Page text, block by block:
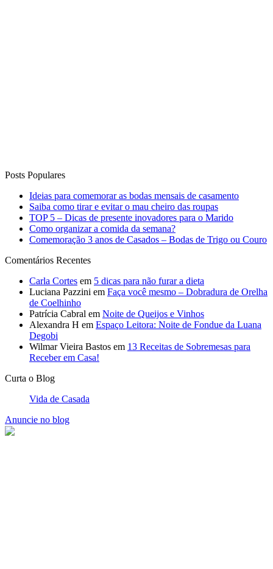
Posts Populares
Ideias para comemorar as bodas mensais de casamento
Saiba como tirar e evitar o mau cheiro das roupas
TOP 5 – Dicas de presente inovadores para o Marido
Como organizar a comida da semana?
Comemoração 3 anos de Casados – Bodas de Trigo ou Couro
Comentários Recentes
Carla Cortes em 5 dicas para não furar a dieta
Luciana Pazzini em Faça você mesmo – Dobradura de Orelha
de Coelhinho
Patrícia Cabral em Noite de Queijos e Vinhos
Alexandra H em Espaço Leitora: Noite de Fondue da Luana
Degobi
Wilmar Vieira Bastos em 13 Receitas de Sobremesas para
Receber em Casa!
Curta o Blog
Vida de Casada
Anuncie no blog